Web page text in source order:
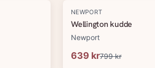
-20%
NEWPORT
Wellington kudde
Newport
639 kr799 kr